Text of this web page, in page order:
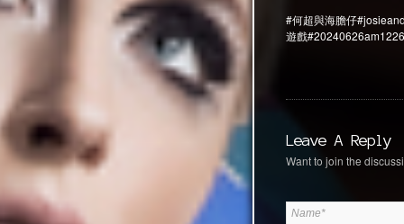
#何超與海膽仔
遊戲#20240626am1226
Leave A Reply
Want to join the